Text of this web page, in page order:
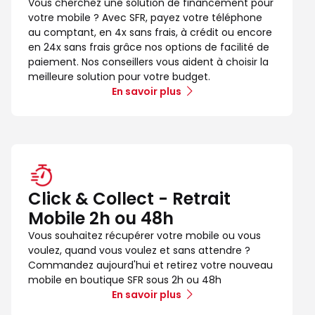
votre mobile ? Avec SFR, payez votre téléphone
au comptant, en 4x sans frais, à crédit ou encore
en 24x sans frais grâce nos options de facilité de
paiement. Nos conseillers vous aident à choisir la
meilleure solution pour votre budget.
En savoir plus
Click & Collect - Retrait
Mobile 2h ou 48h
Vous souhaitez récupérer votre mobile ou vous
voulez, quand vous voulez et sans attendre ?
Commandez aujourd'hui et retirez votre nouveau
mobile en boutique SFR sous 2h ou 48h
En savoir plus